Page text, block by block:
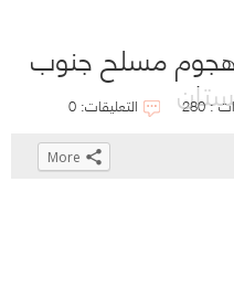
هجوم مسلح جنوب
: 280 التعليقات: 0
Click
More